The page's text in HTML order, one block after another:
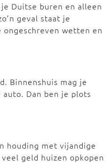
Duitse buren en alleen
geval staat je
wetten en
Binnenshuis mag je
Dan ben je plots
houding met vijandige
geld huizen opkopen